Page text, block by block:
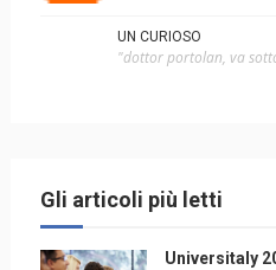
UN CURIOSO
"dottor portolan, va
Gli articoli più letti
Universitaly